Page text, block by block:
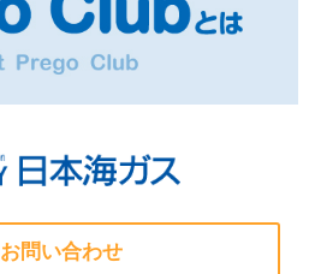
お問い合わせ